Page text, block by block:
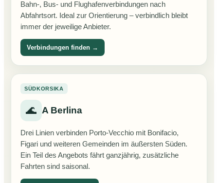
Bahn-, Bus- und Flughafenverbindungen nach
Abfahrtsort. Ideal zur Orientierung – verbindlich bleibt
immer der jeweilige Anbieter.
Verbindungen finden →
SÜDKORSIKA
🌊 A Berlina
Drei Linien verbinden Porto-Vecchio mit Bonifacio,
Figari und weiteren Gemeinden im äußersten Süden.
Ein Teil des Angebots fährt ganzjährig, zusätzliche
Fahrten sind saisonal.